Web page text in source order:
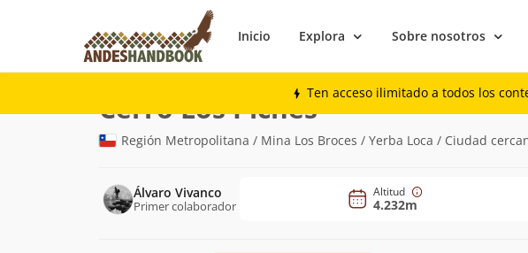
Inicio Explora Sobre nosotros
Ten acceso ilimitado a todos los
Montaña
Cerro Los Piches(4.232m)
Región Metropolitana / Mina Los Broces / Yerba Loca / Ciudad
Álvaro Vivanco
Primer colaborador
Altitud
4.232m